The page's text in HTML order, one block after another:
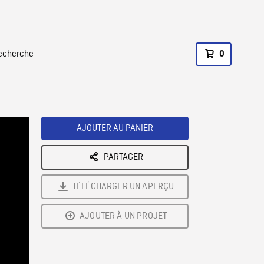
0
AJOUTER AU PANIER
PARTAGER
TÉLÉCHARGER UN APERÇU
AJOUTER À UN PROJET